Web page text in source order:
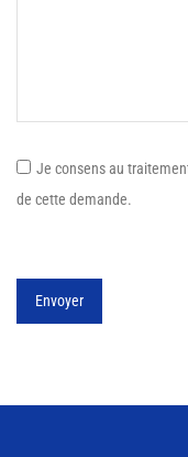
Je consens au
de cette demande.